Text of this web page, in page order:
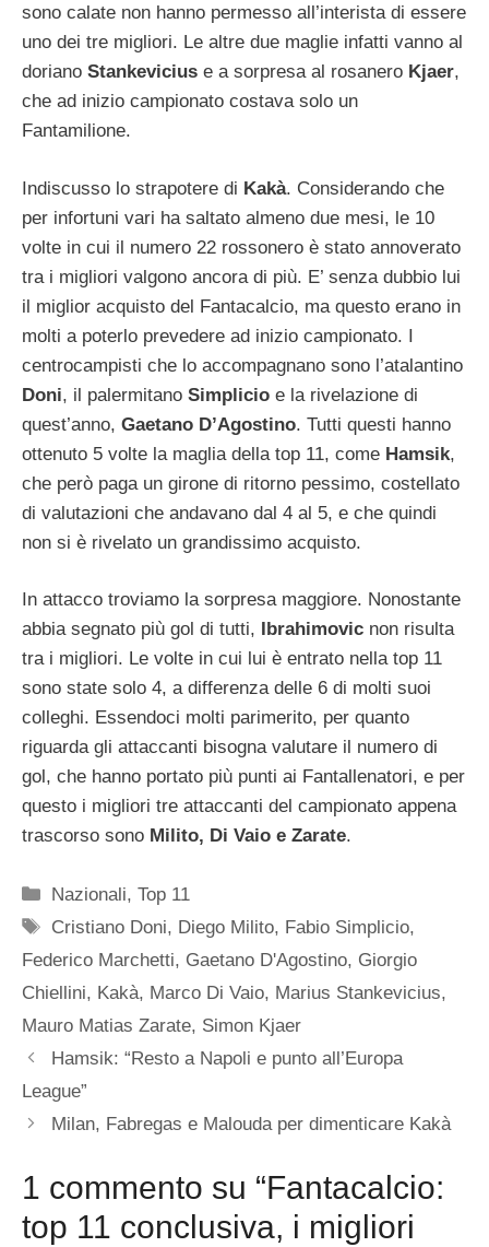
sono calate non hanno permesso all’interista di essere
uno dei tre migliori. Le altre due maglie infatti vanno al
doriano Stankevicius e a sorpresa al rosanero Kjaer,
che ad inizio campionato costava solo un
Fantamilione.
Indiscusso lo strapotere di Kakà. Considerando che
per infortuni vari ha saltato almeno due mesi, le 10
volte in cui il numero 22 rossonero è stato annoverato
tra i migliori valgono ancora di più. E’ senza dubbio lui
il miglior acquisto del Fantacalcio, ma questo erano in
molti a poterlo prevedere ad inizio campionato. I
centrocampisti che lo accompagnano sono l’atalantino
Doni, il palermitano Simplicio e la rivelazione di
quest’anno, Gaetano D’Agostino. Tutti questi hanno
ottenuto 5 volte la maglia della top 11, come Hamsik,
che però paga un girone di ritorno pessimo, costellato
di valutazioni che andavano dal 4 al 5, e che quindi
non si è rivelato un grandissimo acquisto.
In attacco troviamo la sorpresa maggiore. Nonostante
abbia segnato più gol di tutti,
Ibrahimovic non risulta
tra i migliori. Le volte in cui lui è entrato nella top 11
sono state solo 4, a differenza delle 6 di molti suoi
colleghi. Essendoci molti parimerito, per quanto
riguarda gli attaccanti bisogna valutare il numero di
gol, che hanno portato più punti ai Fantallenatori, e per
questo i migliori tre attaccanti del campionato appena
trascorso sono Milito, Di Vaio e Zarate.
Categorie
Nazionali,Top 11
Tag
Cristiano Doni, Diego Milito, Fabio Simplicio,
Federico Marchetti, Gaetano D'Agostino, Giorgio
Chiellini, Kakà, Marco Di Vaio, Marius Stankevicius,
Mauro Matias Zarate, Simon Kjaer
Hamsik: “Resto a Napoli e punto all’Europa
League”
Milan, Fabregas e Malouda per dimenticare Kakà
1 commento su “Fantacalcio:
top 11 conclusiva, i migliori